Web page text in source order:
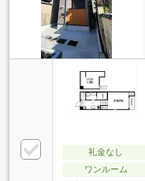
礼金なし
ワンルーム